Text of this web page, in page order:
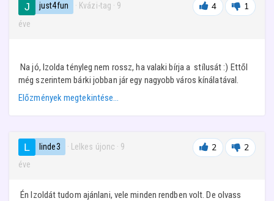
just4fun · Kvázi-tag · 9
éve
4 1
Na jó, Izolda tényleg nem rossz, ha valaki bírja a stílusát :) Ettől
még szerintem bárki jobban jár egy nagyobb város kínálatával.
Előzmények megtekintése…
linde3 · Lelkes újonc · 9
éve
2 2
Én Izoldát tudom ajánlani, vele minden rendben volt. De olvass